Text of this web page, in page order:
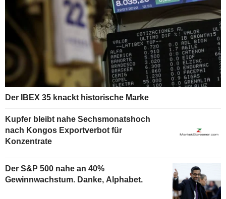
Der IBEX 35 knackt historische Marke
Kupfer bleibt nahe Sechsmonatshoch
nach Kongos Exportverbot für
Konzentrate
Der S&P 500 nahe an 40%
Gewinnwachstum. Danke, Alphabet.